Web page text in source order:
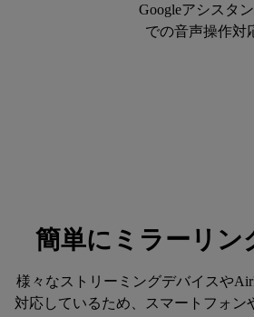
Googleアシスタン
での音声操作対
簡単にミラーリン
様々なストリーミングデバイスや
対応しているため、スマートフォン